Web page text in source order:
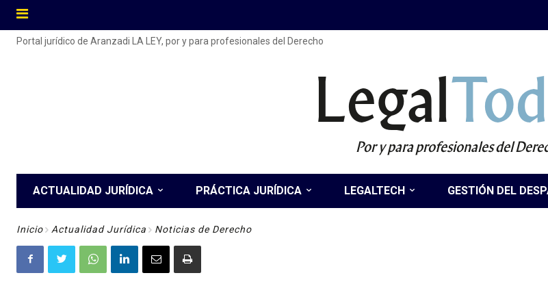
Portal jurídico de Aranzadi LA LEY, por y para profesionales del Derecho
Legal
Por y para profesionales del
ACTUALIDAD JURÍDICA PRÁCTICA JURÍDICA LEGALTECH GESTIÓN DEL
Inicio Actualidad Jurídica Noticias de Derecho